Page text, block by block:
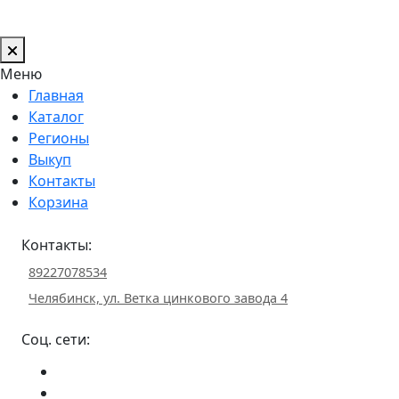
Меню
Главная
Каталог
Регионы
Выкуп
Контакты
Корзина
Контакты:
89227078534
Челябинск, ул. Ветка цинкового завода 4
Соц. сети: